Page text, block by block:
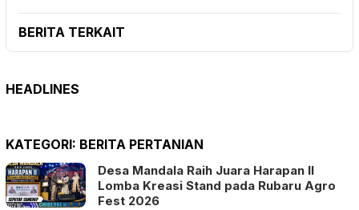
BERITA TERKAIT
HEADLINES
KATEGORI: BERITA PERTANIAN
Desa Mandala Raih Juara Harapan II
Lomba Kreasi Stand pada Rubaru Agro
Fest 2026